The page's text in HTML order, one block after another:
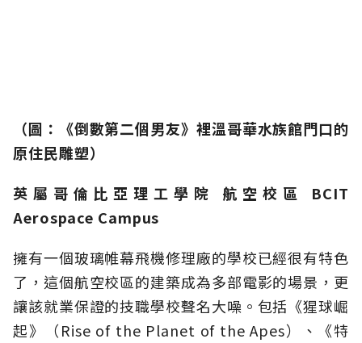
（圖：
《倒數第二個男友》裡溫哥華水族館門口的
原住民雕塑）
英屬哥倫比亞理工學院 航空校區 BCIT
Aerospace Campus
擁有一個玻璃帷幕飛機修理廠的學校已經很有特色
了，這個航空校區的建築成為多部電影的場景，更
讓該就業保證的技職學校聲名大噪。包括《猩球崛
起》（Rise of the Planet of the Apes）、《特